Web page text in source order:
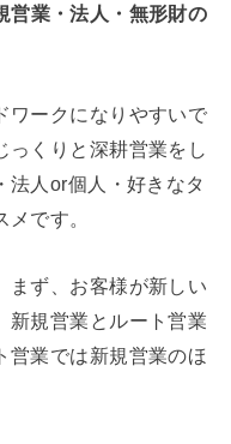
営業・法人・無形財の
ワークになりやすいで
っくりと深耕営業をし
法人or個人・好きなタ
です。
まず、お客様が新しい
新規営業とルート営業
営業では新規営業のほ